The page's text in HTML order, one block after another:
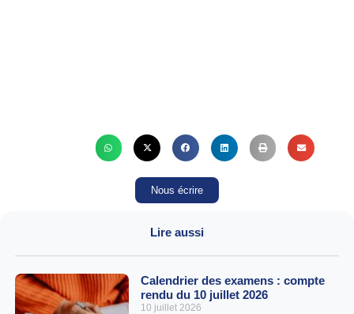
Nous écrire
Lire aussi
Calendrier des examens : compte
rendu du 10 juillet 2026
10 juillet 2026